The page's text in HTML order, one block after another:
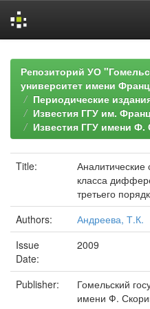
navigationРепозиторий УО
университет имени
Периодические
Известия ГГУ им.
Известия ГГУ имени Ф.
Title:
Аналитические
класса
третьего
Authors:
Андреева, Т.К.
Issue
Date:
2009
Publisher:
Гомельский
имени Ф.